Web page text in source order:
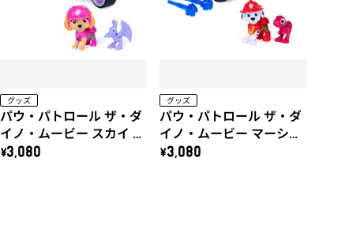
グッズ
パウ・パトロール ザ・ダ
イノ・ムービー スカイ ダ
イノジェット(プテラノド
\3,080
グッズ
パウ・パトロール ザ・ダ
イノ・ムービー マーシャ
ル ダイノファイヤートラ
\3,080